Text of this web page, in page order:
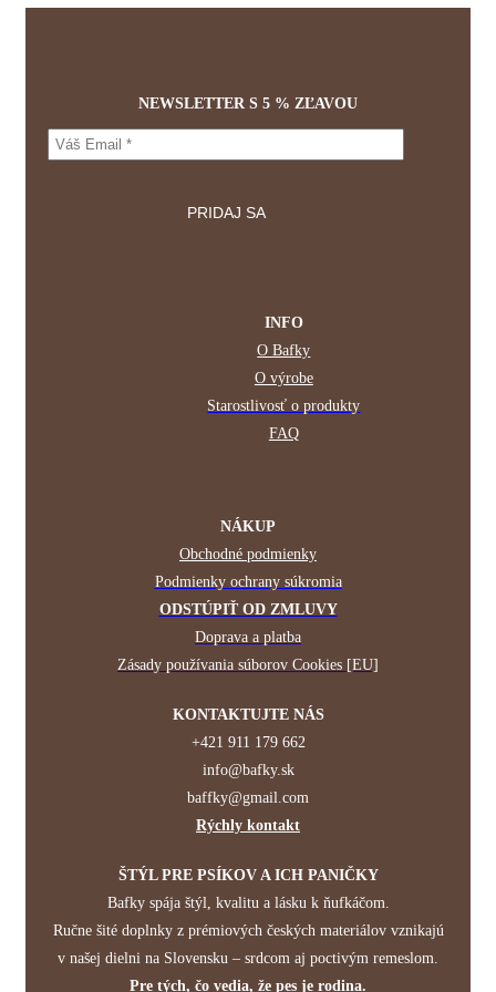
vybrať
NEWSLETTER S 5 % ZĽAVOU
INFO
O Bafky
O výrobe
Starostlivosť o produkty
FAQ
NÁKUP
Obchodné podmienky
Podmienky ochrany súkromia
ODSTÚPIŤ OD ZMLUVY
Doprava a platba
Zásady používania súborov Cookies [EU]
KONTAKTUJTE NÁS
+421 911 179 662
info@bafky.sk
baffky@gmail.com
Rýchly kontakt
ŠTÝL PRE PSÍKOV A ICH PANIČKY
Bafky spája štýl, kvalitu a lásku k ňufkáčom.
Ručne šité doplnky z prémiových českých materiálov vznikajú
v našej dielni na Slovensku – srdcom aj poctivým remeslom.
Pre tých, čo vedia, že pes je rodina.